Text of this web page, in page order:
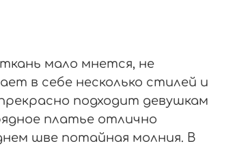
мало мнется, не
в себе несколько стилей и
подходит девушкам
платье отлично
шве потайная молния. В